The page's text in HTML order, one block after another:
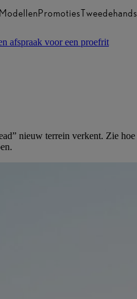
ModellenPromoties
afspraak voor een proefrit
nieuw terrein verkent. Zie